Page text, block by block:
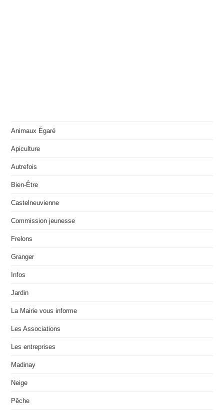
Animaux Égaré
Apiculture
Autrefois
Bien-Être
Castelneuvienne
Commission jeunesse
Frelons
Granger
Infos
Jardin
La Mairie vous informe
Les Associations
Les entreprises
Madinay
Neige
Pêche